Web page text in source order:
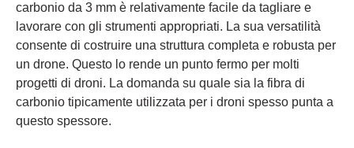
carbonio da 3 mm è relativamente facile da tagliare e
lavorare con gli strumenti appropriati. La sua versatilità
consente di costruire una struttura completa e robusta per
un drone. Questo lo rende un punto fermo per molti
progetti di droni. La domanda su quale sia la fibra di
carbonio tipicamente utilizzata per i droni spesso punta a
questo spessore.